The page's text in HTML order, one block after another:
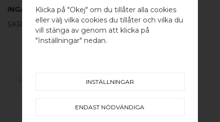
BB SWEDEN HARDWARE
Välj land / Choose country
INGÅR
SKRUV FÖR LUCKA: M4 X 25MM - 2 ST
Klicka på "Okej" om du tillåter alla cookies
eller välj vilka cookies du tillåter och vilka du
vill stänga av genom att klicka på
"Inställningar" nedan.
INSTÄLLNINGAR
ENDAST NÖDVÄNDIGA